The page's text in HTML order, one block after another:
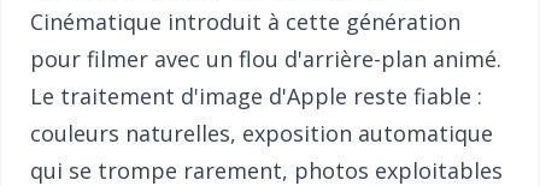
Cinématique introduit à cette génération
pour filmer avec un flou d'arrière-plan animé.
Le traitement d'image d'Apple reste fiable :
couleurs naturelles, exposition automatique
qui se trompe rarement, photos exploitables